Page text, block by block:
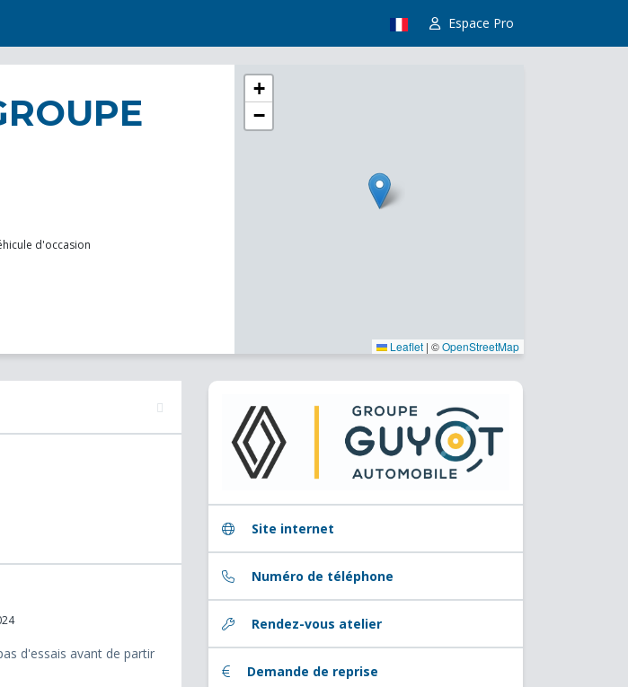
Espace Pro
d'occasion
+
−
Leaflet | ©OpenStreetMap
Site internet
Numéro de téléphone
Rendez-vous atelier
Demande de reprise
d'essais avant de partir